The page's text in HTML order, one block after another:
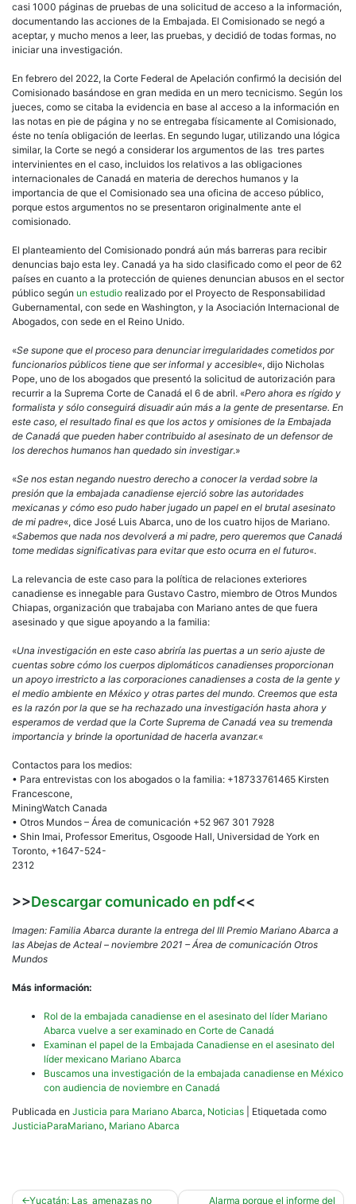
casi 1000 páginas de pruebas de una solicitud de acceso a la información,
documentando las acciones de la Embajada. El Comisionado se negó a
aceptar, y mucho menos a leer, las pruebas, y decidió de todas formas, no
iniciar una investigación.
En febrero del 2022, la Corte Federal de Apelación confirmó la decisión del
Comisionado basándose en gran medida en un mero tecnicismo. Según los
jueces, como se citaba la evidencia en base al acceso a la información en
las notas en pie de página y no se entregaba físicamente al Comisionado,
éste no tenía obligación de leerlas. En segundo lugar, utilizando una lógica
similar, la Corte se negó a considerar los argumentos de las tres partes
intervinientes en el caso, incluidos los relativos a las obligaciones
internacionales de Canadá en materia de derechos humanos y la
importancia de que el Comisionado sea una oficina de acceso público,
porque estos argumentos no se presentaron originalmente ante el
comisionado.
El planteamiento del Comisionado pondrá aún más barreras para recibir
denuncias bajo esta ley. Canadá ya ha sido clasificado como el peor de 62
países en cuanto a la protección de quienes denuncian abusos en el sector
público según un estudio realizado por el Proyecto de Responsabilidad
Gubernamental, con sede en Washington, y la Asociación Internacional de
Abogados, con sede en el Reino Unido.
«Se supone que el proceso para denunciar irregularidades cometidos por
funcionarios públicos tiene que ser informal y accesible«, dijo Nicholas
Pope, uno de los abogados que presentó la solicitud de autorización para
recurrir a la Suprema Corte de Canadá el 6 de abril. «Pero ahora es rígido y
formalista y sólo conseguirá disuadir aún más a la gente de presentarse. En
este caso, el resultado final es que los actos y omisiones de la Embajada
de Canadá que pueden haber contribuido al asesinato de un defensor de
los derechos humanos han quedado sin investigar.»
«Se nos estan negando nuestro derecho a conocer la verdad sobre la
presión que la embajada canadiense ejerció sobre las autoridades
mexicanas y cómo eso pudo haber jugado un papel en el brutal asesinato
de mi padre«, dice José Luis Abarca, uno de los cuatro hijos de Mariano.
«Sabemos que nada nos devolverá a mi padre, pero queremos que Canadá
tome medidas significativas para evitar que esto ocurra en el futuro«.
La relevancia de este caso para la política de relaciones exteriores
canadiense es innegable para Gustavo Castro, miembro de Otros Mundos
Chiapas, organización que trabajaba con Mariano antes de que fuera
asesinado y que sigue apoyando a la familia:
«Una investigación en este caso abriría las puertas a un serio ajuste de
cuentas sobre cómo los cuerpos diplomáticos canadienses proporcionan
un apoyo irrestricto a las corporaciones canadienses a costa de la gente y
el medio ambiente en México y otras partes del mundo. Creemos que esta
es la razón por la que se ha rechazado una investigación hasta ahora y
esperamos de verdad que la Corte Suprema de Canadá vea su tremenda
importancia y brinde la oportunidad de hacerla avanzar.«
Contactos para los medios:
• Para entrevistas con los abogados o la familia: +18733761465 Kirsten
Francescone,
MiningWatch Canada
• Otros Mundos – Área de comunicación +52 967 301 7928
• Shin Imai, Professor Emeritus, Osgoode Hall, Universidad de York en
Toronto, +1647-524-
2312
>>Descargar comunicado en pdf<<
Imagen: Familia Abarca durante la entrega del III Premio Mariano Abarca a
las Abejas de Acteal – noviembre 2021 – Área de comunicación Otros
Mundos
Más información:
Rol de la embajada canadiense en el asesinato del líder Mariano
Abarca vuelve a ser examinado en Corte de Canadá
Examinan el papel de la Embajada Canadiense en el asesinato del
líder mexicano Mariano Abarca
Buscamos una investigación de la embajada canadiense en México
con audiencia de noviembre en Canadá
Publicada en Justicia para Mariano Abarca, Noticias
Etiquetada como
JusticiaParaMariano, Mariano Abarca
Yucatán: Las amenazas no Alarma porque el informe del